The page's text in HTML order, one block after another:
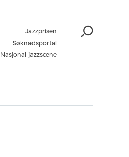
Jazzprisen
Søknadsportal
Nasjonal jazzscene